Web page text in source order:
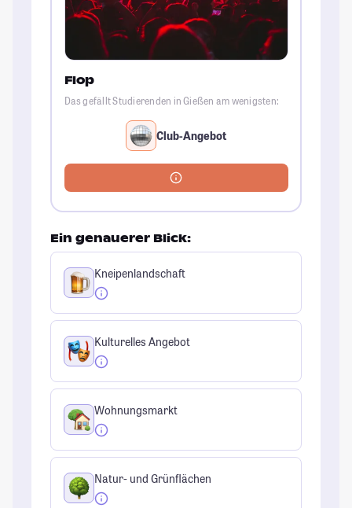
Flop
Das gefällt Studierenden in Gießen am wenigsten:
Club-Angebot
Ein genauerer Blick:
Kneipenlandschaft
Kulturelles Angebot
Wohnungsmarkt
Natur- und Grünflächen